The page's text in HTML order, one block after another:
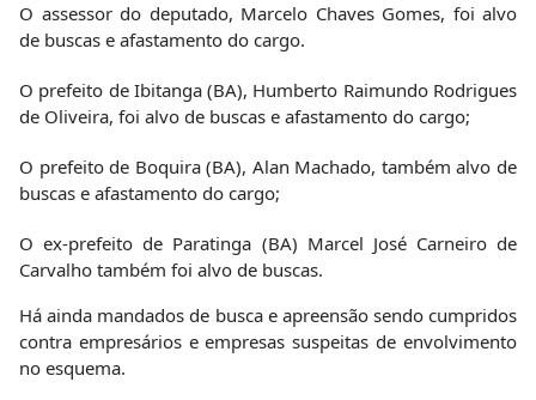
O assessor do deputado, Marcelo Chaves Gomes, foi alvo
de buscas e afastamento do cargo.
O prefeito de Ibitanga (BA), Humberto Raimundo Rodrigues
de Oliveira, foi alvo de buscas e afastamento do cargo;
O prefeito de Boquira (BA), Alan Machado, também alvo de
buscas e afastamento do cargo;
O ex-prefeito de Paratinga (BA) Marcel José Carneiro de
Carvalho também foi alvo de buscas.
Há ainda mandados de busca e apreensão sendo cumpridos
contra empresários e empresas suspeitas de envolvimento
no esquema.